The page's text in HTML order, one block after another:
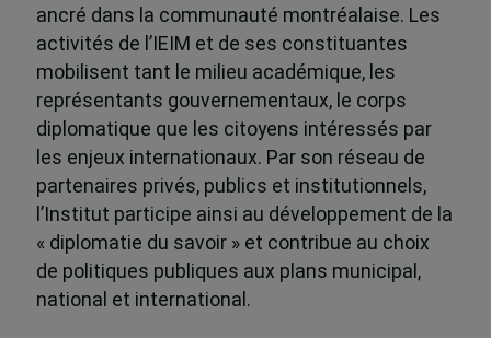
ancré dans la communauté montréalaise. Les
activités de l’IEIM et de ses constituantes
mobilisent tant le milieu académique, les
représentants gouvernementaux, le corps
diplomatique que les citoyens intéressés par
les enjeux internationaux. Par son réseau de
partenaires privés, publics et institutionnels,
l’Institut participe ainsi au développement de la
« diplomatie du savoir » et contribue au choix
de politiques publiques aux plans municipal,
national et international.